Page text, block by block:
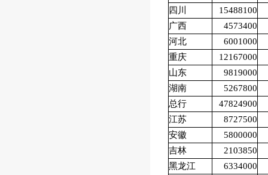
四川
15488100
广西
4573400
河北
6001000
重庆
12167000
山东
9819000
湖南
5267800
总行
47824900
江苏
8727500
安徽
5800000
吉林
2103850
黑龙江
6334000